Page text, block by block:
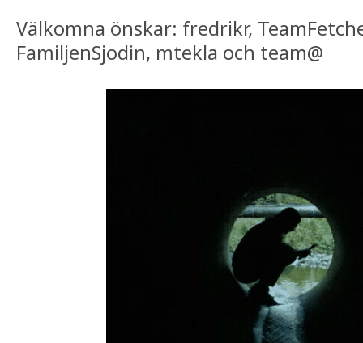
Välkomna önskar: fredrikr,
FamiljenSjodin, mtekla och team@